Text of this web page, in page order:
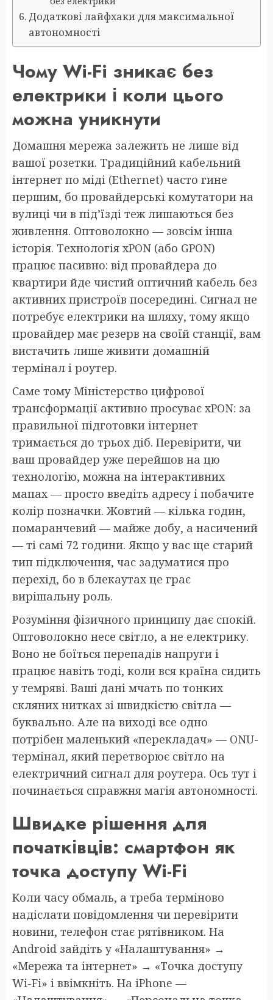
Додаткові лайфхаки для максимальної
автономності
Чому Wi-Fi зникає без
електрики і коли цього
можна уникнути
Домашня мережа залежить не лише від
вашої розетки. Традиційний кабельний
інтернет по міді (Ethernet) часто гине
першим, бо провайдерські комутатори на
вулиці чи в під’їзді теж лишаються без
живлення. Оптоволокно — зовсім інша
історія. Технологія xPON (або GPON)
працює пасивно: від провайдера до
квартири йде чистий оптичний кабель без
активних пристроїв посередині. Сигнал не
потребує електрики на шляху, тому якщо
провайдер має резерв на своїй станції, вам
вистачить лише живити домашній
термінал і роутер.
Саме тому Міністерство цифрової
трансформації активно просуває xPON: за
правильної підготовки інтернет
тримається до трьох діб. Перевірити, чи
ваш провайдер уже перейшов на цю
технологію, можна на інтерактивних
мапах — просто введіть адресу і побачите
колір позначки. Жовтий — кілька годин,
помаранчевий — майже добу, а насичений
— ті самі 72 години. Якщо у вас ще старий
тип підключення, час задуматися про
перехід, бо в блекаутах це грає
вирішальну роль.
Розуміння фізичного принципу дає спокій.
Оптоволокно несе світло, а не електрику.
Воно не боїться перепадів напруги і
працює навіть тоді, коли вся країна сидить
у темряві. Ваші дані мчать по тонких
скляних нитках зі швидкістю світла —
буквально. Але на виході все одно
потрібен маленький «перекладач» — ONU-
термінал, який перетворює світло на
електричний сигнал для роутера. Ось тут і
починається справжня магія автономності.
Швидке рішення для
початківців: смартфон як
точка доступу Wi-Fi
Коли часу обмаль, а треба терміново
надіслати повідомлення чи перевірити
новини, телефон стає рятівником. На
Android зайдіть у «Налаштування» →
«Мережа та інтернет» → «Точка доступу
Wi-Fi» і ввімкніть. На iPhone —